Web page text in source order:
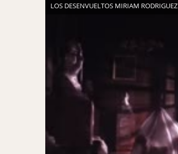
LOS DESENVUELTOS MIRIAM RODRIGUEZ